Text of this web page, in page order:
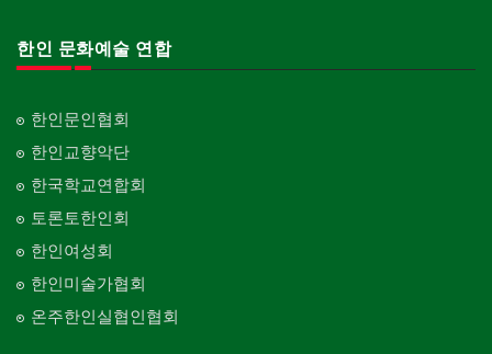
한인 문화예술 연합
한인문인협회
한인교향악단
한국학교연합회
토론토한인회
한인여성회
한인미술가협회
온주한인실협인협회